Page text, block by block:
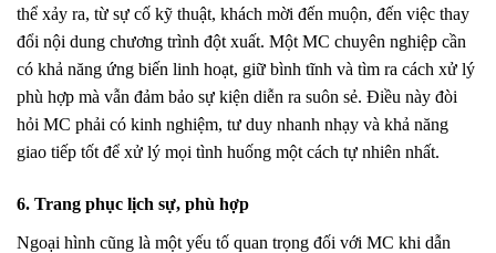
thể xảy ra, từ sự cố kỹ thuật, khách mời đến muộn, đến việc thay
đổi nội dung chương trình đột xuất. Một MC chuyên nghiệp cần
có khả năng ứng biến linh hoạt, giữ bình tĩnh và tìm ra cách xử lý
phù hợp mà vẫn đảm bảo sự kiện diễn ra suôn sẻ. Điều này đòi
hỏi MC phải có kinh nghiệm, tư duy nhanh nhạy và khả năng
giao tiếp tốt để xử lý mọi tình huống một cách tự nhiên nhất.
6. Trang phục lịch sự, phù hợp
Ngoại hình cũng là một yếu tố quan trọng đối với MC khi dẫn